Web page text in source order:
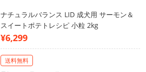
ナチュラルバランス LID 成犬用 サーモン＆
スイートポテトレシピ 小粒 2kg
¥6,299
送料無料